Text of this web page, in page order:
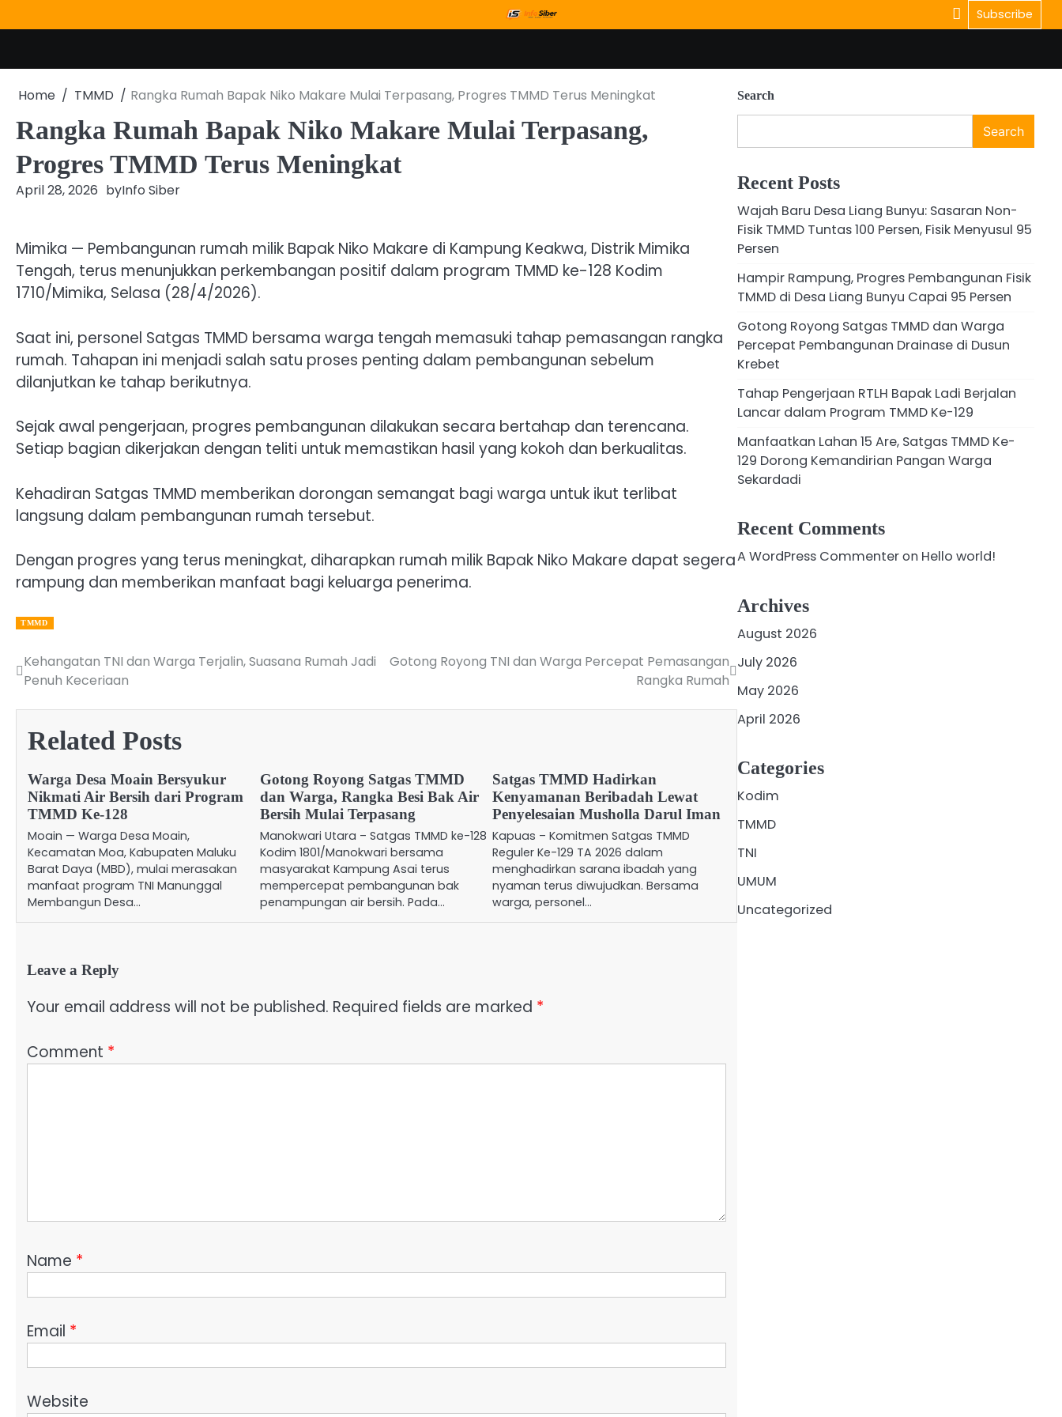
to
Subscribe
Home TMMD Rangka Rumah Bapak Niko Makare Mulai Terpasang, Progres TMMD Terus Meningkat
Rangka Rumah Bapak Niko Makare Mulai Terpasang,
Progres TMMD Terus Meningkat
April 28, 2026 byInfo Siber
Mimika — Pembangunan rumah milik Bapak Niko Makare di Kampung Keakwa, Distrik Mimika
Tengah, terus menunjukkan perkembangan positif dalam program TMMD ke-128 Kodim
1710/Mimika, Selasa (28/4/2026).
Saat ini, personel Satgas TMMD bersama warga tengah memasuki tahap pemasangan rangka
rumah. Tahapan ini menjadi salah satu proses penting dalam pembangunan sebelum
dilanjutkan ke tahap berikutnya.
Sejak awal pengerjaan, progres pembangunan dilakukan secara bertahap dan terencana.
Setiap bagian dikerjakan dengan teliti untuk memastikan hasil yang kokoh dan berkualitas.
Kehadiran Satgas TMMD memberikan dorongan semangat bagi warga untuk ikut terlibat
langsung dalam pembangunan rumah tersebut.
Dengan progres yang terus meningkat, diharapkan rumah milik Bapak Niko Makare dapat segera
rampung dan memberikan manfaat bagi keluarga penerima.
TMMD
Post
Kehangatan TNI dan Warga Terjalin, Suasana Rumah Jadi
Penuh Keceriaan
Gotong Royong TNI dan Warga Percepat Pemasangan
Rangka Rumah
Related Posts
Warga Desa Moain Bersyukur
Nikmati Air Bersih dari Program
TMMD Ke-128
Moain — Warga Desa Moain,
Kecamatan Moa, Kabupaten Maluku
Barat Daya (MBD), mulai merasakan
manfaat program TNI Manunggal
Membangun Desa…
Gotong Royong Satgas TMMD
dan Warga, Rangka Besi Bak Air
Bersih Mulai Terpasang
Manokwari Utara – Satgas TMMD ke-128
Kodim 1801/Manokwari bersama
masyarakat Kampung Asai terus
mempercepat pembangunan bak
penampungan air bersih. Pada…
Satgas TMMD Hadirkan
Kenyamanan Beribadah Lewat
Penyelesaian Musholla Darul Iman
Kapuas – Komitmen Satgas TMMD
Reguler Ke-129 TA 2026 dalam
menghadirkan sarana ibadah yang
nyaman terus diwujudkan. Bersama
warga, personel…
Leave a Reply
Your email address will not be published. Required fields are marked *
Comment *
Name *
Email *
Website
Search
Search
Recent Posts
Wajah Baru Desa Liang Bunyu: Sasaran Non-
Fisik TMMD Tuntas 100 Persen, Fisik Menyusul 95
Persen
Hampir Rampung, Progres Pembangunan Fisik
TMMD di Desa Liang Bunyu Capai 95 Persen
Gotong Royong Satgas TMMD dan Warga
Percepat Pembangunan Drainase di Dusun
Krebet
Tahap Pengerjaan RTLH Bapak Ladi Berjalan
Lancar dalam Program TMMD Ke-129
Manfaatkan Lahan 15 Are, Satgas TMMD Ke-
129 Dorong Kemandirian Pangan Warga
Sekardadi
Recent Comments
A WordPress Commenteron Hello world!
Archives
August 2026
July 2026
May 2026
April 2026
Categories
Kodim
TMMD
TNI
UMUM
Uncategorized